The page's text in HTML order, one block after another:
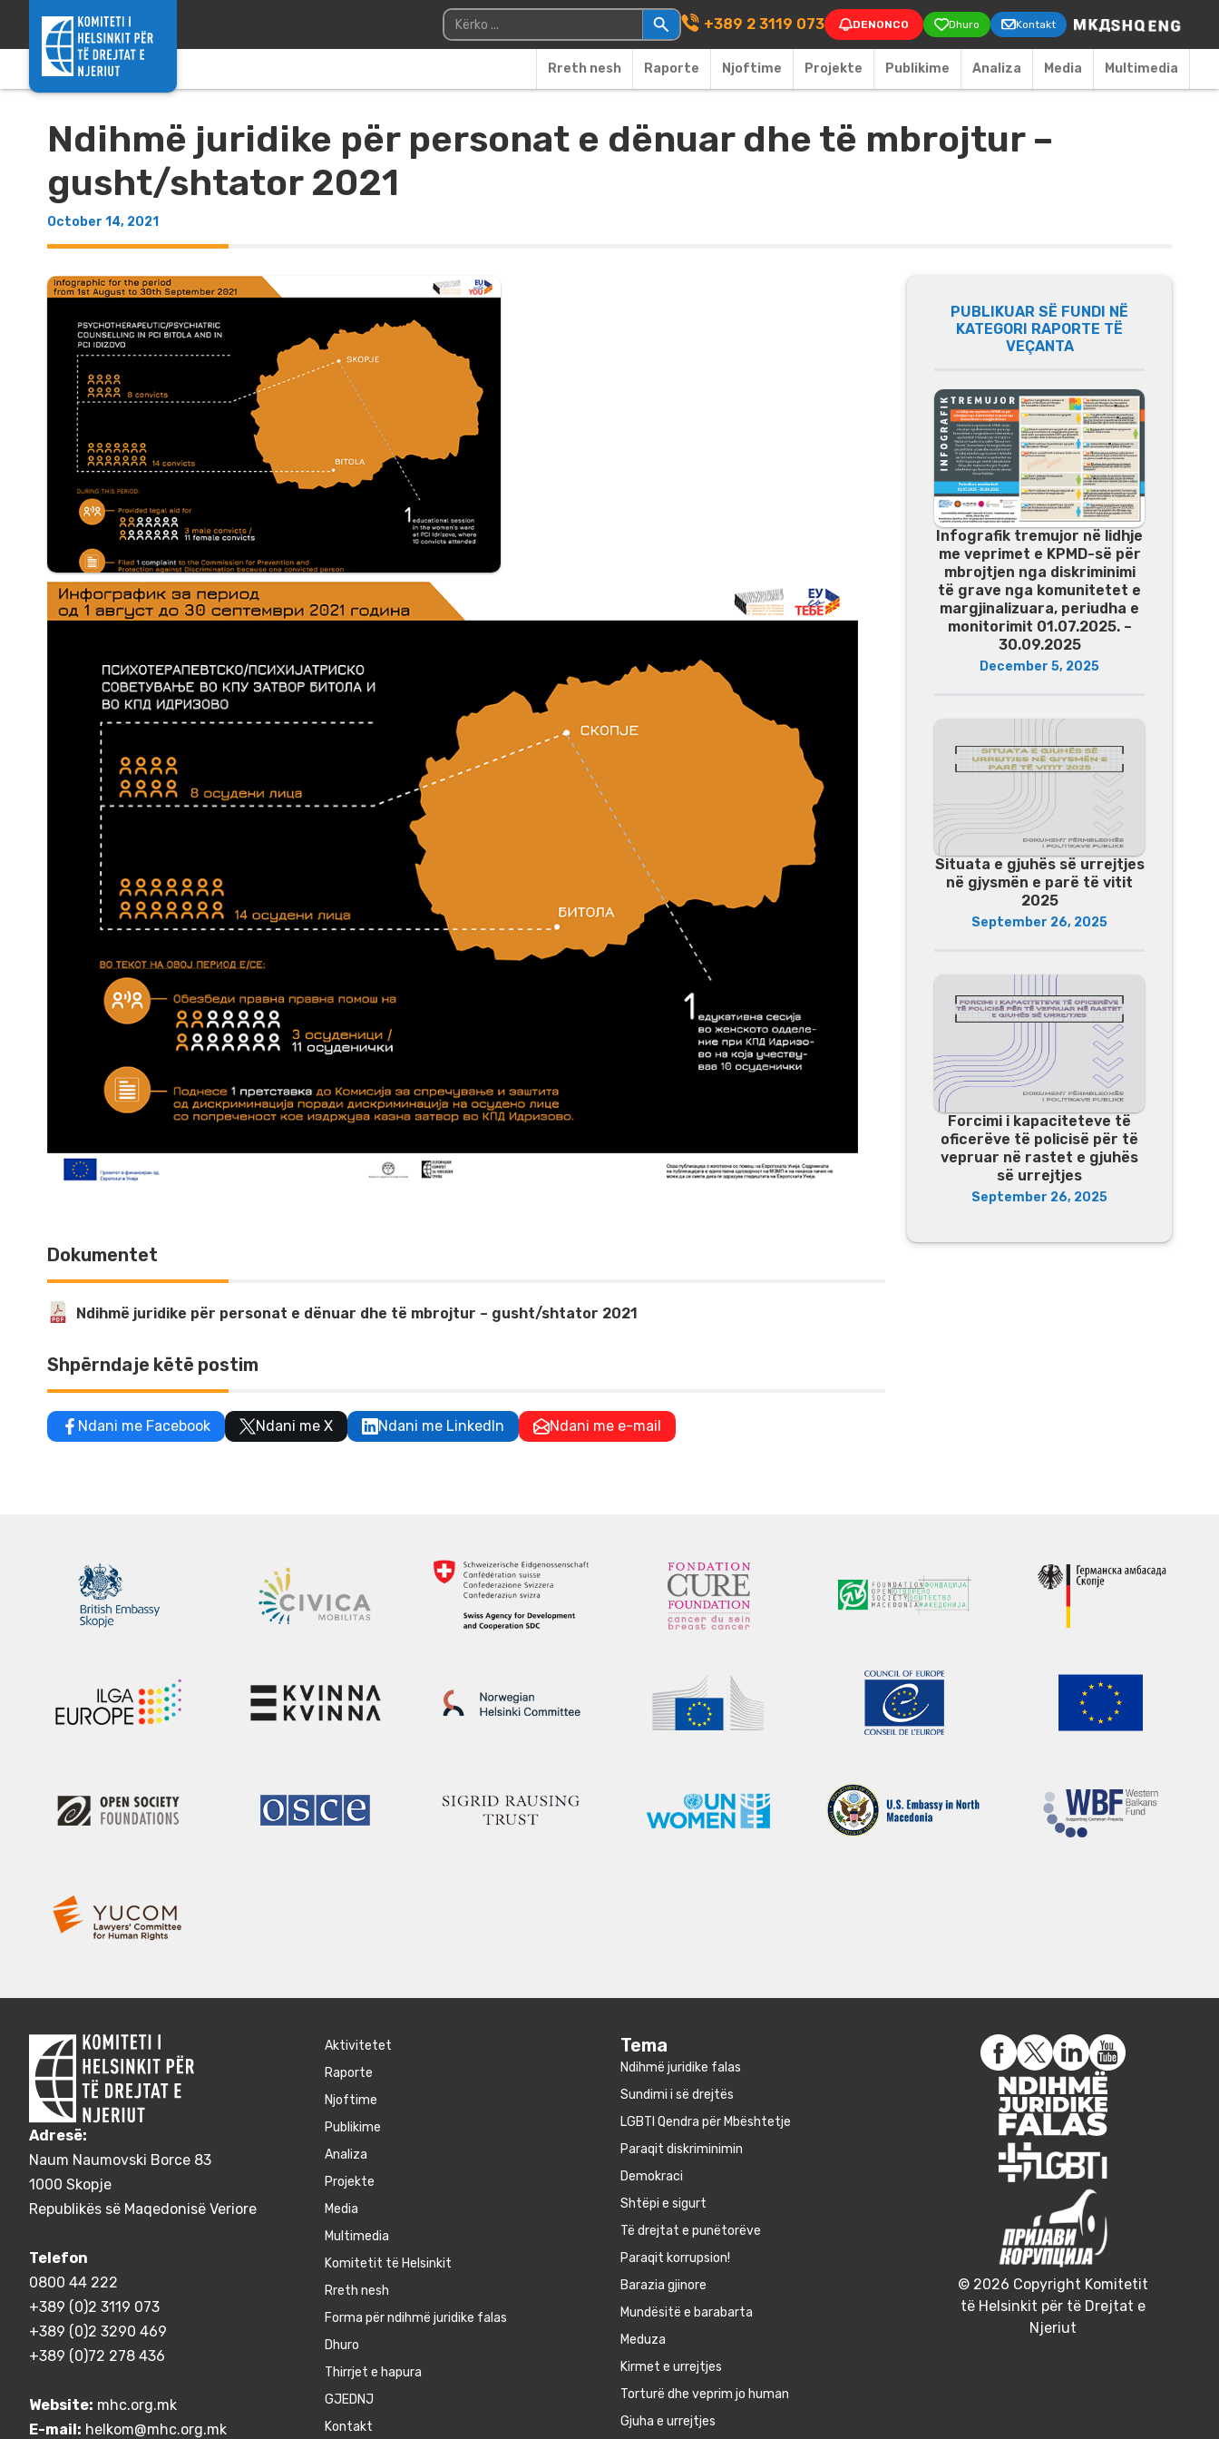
Main Navigation
Kërko për: +389 2 3119 073 DENONCO Dhuro Kontakt
Rreth nesh Raporte Njoftime Projekte Publikime Аnaliza Media Multimedia
Ndihmë juridike për personat e dënuar dhe të mbrojtur –
gusht/shtator 2021
October 14, 2021
Dokumentet
Ndihmë juridike për personat e dënuar dhe të mbrojtur – gusht/shtator 2021
Shpërndaje këtë postim
Ndani me Facebook Ndani me X Ndani me LinkedIn Ndani me e-mail
PUBLIKUAR SË FUNDI NË
KATEGORI RAPORTE TË
VEÇANTA
Infografik tremujor në lidhje
me veprimet e KPMD-së për
mbrojtjen nga diskriminimi
të grave nga komunitetet e
margjinalizuara, periudha e
monitorimit 01.07.2025. –
30.09.2025
December 5, 2025
Situata e gjuhës së urrejtjes
në gjysmën e parë të vitit
2025
September 26, 2025
Forcimi i kapaciteteve të
oficerëve të policisë për të
vepruar në rastet e gjuhës
së urrejtjes
September 26, 2025
Adresë:
Naum Naumovski Borce 83
1000 Skopje
Republikës së Maqedonisë Veriore
Telefon
0800 44 222
+389 (0)2 3119 073
+389 (0)2 3290 469
+389 (0)72 278 436
Website: mhc.org.mk
E-mail: helkom@mhc.org.mk
Aktivitetet
Raporte
Njoftime
Publikime
Аnaliza
Projekte
Media
Multimedia
Komitetit të Helsinkit
Rreth nesh
Forma për ndihmë juridike falas
Dhuro
Thirrjet e hapura
GJEDNJ
Kontakt
Tema
Ndihmë juridike falas
Sundimi i së drejtës
LGBTI Qendra për Mbështetje
Paraqit diskriminimin
Demokraci
Shtëpi e sigurt
Të drejtat e punëtorëve
Paraqit korrupsion!
Barazia gjinore
Mundësitë e barabarta
Meduza
Kirmet e urrejtjes
Torturë dhe veprim jo human
Gjuha e urrejtjes
© 2026 Copyright Komitetit
të Helsinkit për të Drejtat e
Njeriut